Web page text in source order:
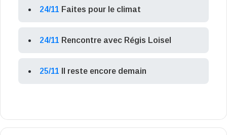
24/11 Faites pour le climat
24/11 Rencontre avec Régis Loisel
25/11 Il reste encore demain